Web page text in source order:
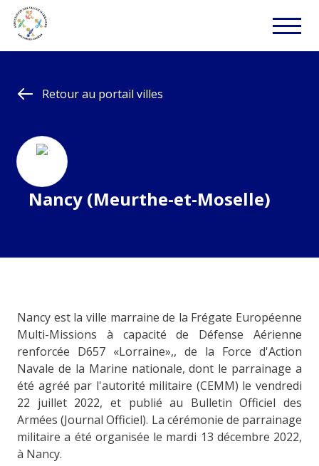
Retour au portail villes
Nancy (Meurthe-et-Moselle)
Nancy est la ville marraine de la Frégate Européenne
Multi-Missions à capacité de Défense Aérienne
renforcée D657 «Lorraine»,, de la Force d'Action
Navale de la Marine nationale, dont le parrainage a
été agréé par l'autorité militaire (CEMM) le vendredi
22 juillet 2022, et publié au Bulletin Officiel des
Armées (Journal Officiel). La cérémonie de parrainage
militaire a été organisée le mardi 13 décembre 2022,
à Nancy.